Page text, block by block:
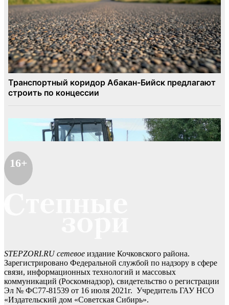
16+
STEPZORI.RU сетевое издание Кочковского района.
Зарегистрировано Федеральной службой по надзору в сфере
связи, информационных технологий и массовых
коммуникаций (Роскомнадзор), свидетельство о регистрации
Эл № ФС77-81539 от 16 июля 2021г. Учредитель ГАУ НСО
«Издательский дом «Советская Сибирь».